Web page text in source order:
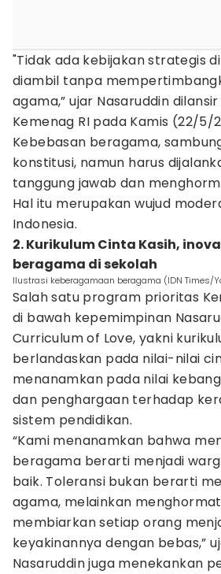
"Tidak ada kebijakan strategis
diambil tanpa
agama,” ujar Nasaruddin
Kemenag RI pada Kamis (22/5/
Kebebasan beragama,
konstitusi, namun harus
tanggung jawab dan
Hal itu merupakan wujud
Indonesia.
2. Kurikulum Cinta Kasih,
beragama di sekolah
Ilustrasi keberagamaan beragama (IDN Times/
Salah satu program prioritas
di bawah kepemimpinan
Curriculum of Love, yakni
berlandaskan pada nilai-nilai
menanamkan pada nilai
dan penghargaan terhadap
sistem pendidikan.
“Kami menanamkan bahwa
beragama berarti menjadi
baik. Toleransi bukan berarti
agama, melainkan
membiarkan setiap orang
keyakinannya dengan bebas,”
Nasaruddin juga menekankan